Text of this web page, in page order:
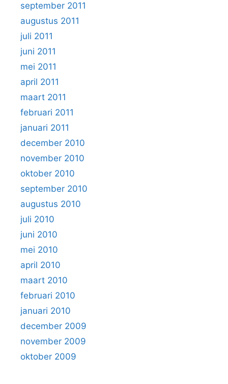
september 2011
augustus 2011
juli 2011
juni 2011
mei 2011
april 2011
maart 2011
februari 2011
januari 2011
december 2010
november 2010
oktober 2010
september 2010
augustus 2010
juli 2010
juni 2010
mei 2010
april 2010
maart 2010
februari 2010
januari 2010
december 2009
november 2009
oktober 2009